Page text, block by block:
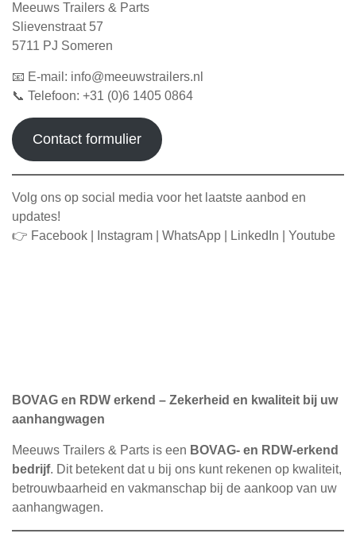
Meeuws Trailers & Parts
Slievenstraat 57
5711 PJ Someren
📧 E-mail: info@meeuwstrailers.nl
📞 Telefoon: +31 (0)6 1405 0864
Contact formulier
Volg ons op social media voor het laatste aanbod en
updates!
👉 Facebook Instagram WhatsApp LinkedIn Youtube
BOVAG en RDW erkend – Zekerheid en kwaliteit bij uw
aanhangwagen
Meeuws Trailers & Parts is een BOVAG- en RDW-erkend
bedrijf. Dit betekent dat u bij ons kunt rekenen op kwaliteit,
betrouwbaarheid en vakmanschap bij de aankoop van uw
aanhangwagen.